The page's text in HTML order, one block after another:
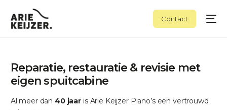
Contact
Reparatie, restauratie & revisie met
eigen spuitcabine
Al meer dan40 jaar is Arie Keijzer Piano’s een vertrouwd